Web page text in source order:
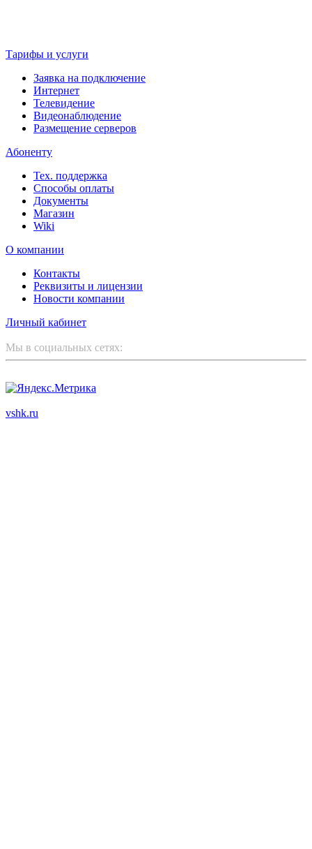
Тарифы и услуги
Заявка на подключение
Интернет
Телевидение
Видеонаблюдение
Размещение серверов
Абоненту
Тех. поддержка
Способы оплаты
Документы
Магазин
Wiki
О компании
Контакты
Реквизиты и лицензии
Новости компании
Личный кабинет
Мы в социальных сетях:
vshk.ru